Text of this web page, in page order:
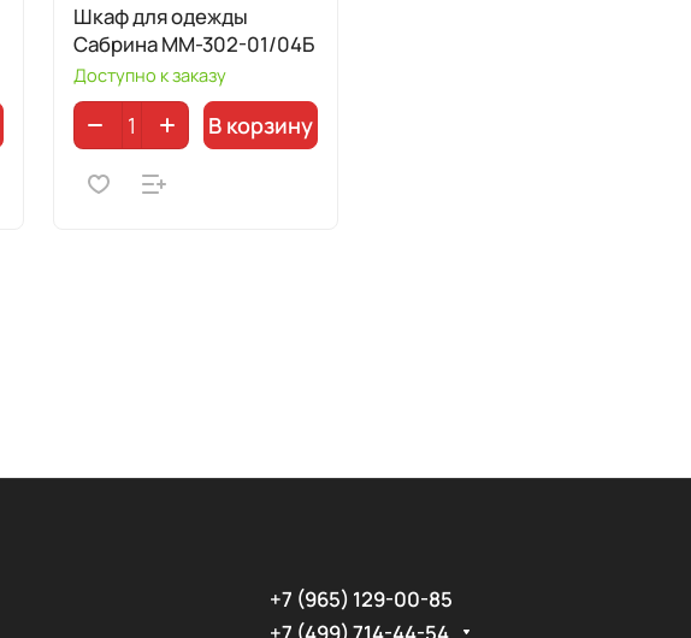
Шкаф для одежды
Сабрина ММ-302-01/04Б
Доступно к заказу
В корзину
+7 (965) 129-00-85